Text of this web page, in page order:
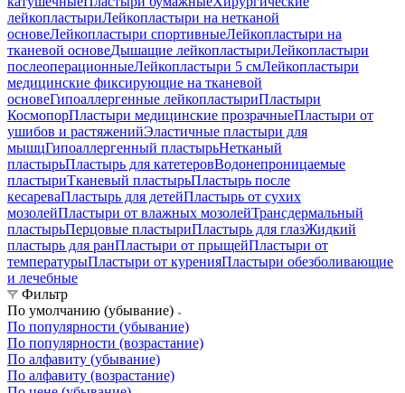
лейкопластыриЛейкопластыри на нетканой
основеЛейкопластыри спортивныеЛейкопластыри на
тканевой основеДышащие лейкопластыриЛейкопластыри
послеоперационныеЛейкопластыри 5 смЛейкопластыри
медицинские фиксирующие на тканевой
основеГипоаллергенные лейкопластыриПластыри
КосмопорПластыри медицинские прозрачныеПластыри от
ушибов и растяженийЭластичные пластыри для
мышцГипоаллергенный пластырьНетканый
пластырьПластырь для катетеровВодонепроницаемые
пластыриТканевый пластырьПластырь после
кесареваПластырь для детейПластырь от сухих
мозолейПластыри от влажных мозолейТрансдермальный
пластырьПерцовые пластыриПластырь для глазЖидкий
пластырь для ранПластыри от прыщейПластыри от
температурыПластыри от куренияПластыри обезболивающие
и лечебные
Фильтр
По умолчанию (убывание)
По популярности (убывание)
По популярности (возрастание)
По алфавиту (убывание)
По алфавиту (возрастание)